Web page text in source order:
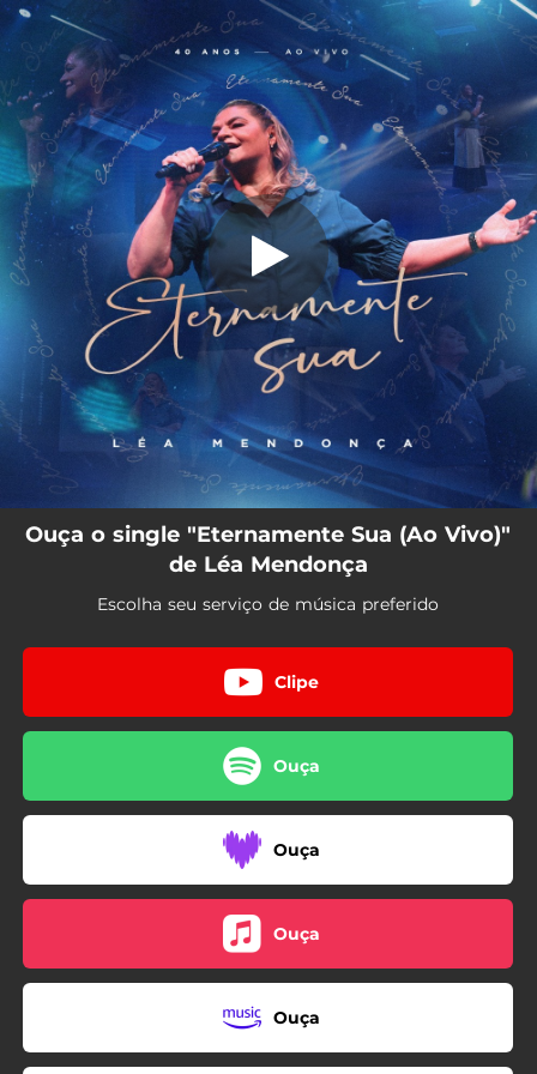
You're all set!
Eternamente Sua (Ao Vivo)
Eternamente Sua (Ao Vivo)
03:48
Ouça o single "Eternamente Sua (Ao Vivo)"
de Léa Mendonça
Escolha seu serviço de música preferido
Clipe
Ouça
Ouça
Ouça
Ouça